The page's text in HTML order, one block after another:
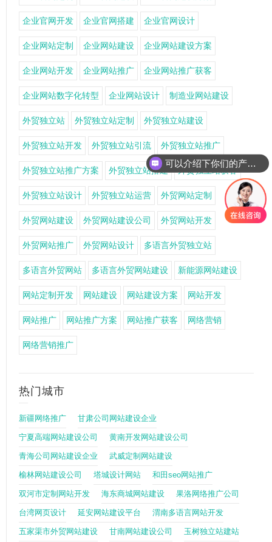
企业官网开发 企业官网搭建 企业官网设计
企业网站定制 企业网站建设 企业网站建设方案
企业网站开发 企业网站推广 企业网站推广获客
企业网站数字化转型 企业网站设计 制造业网站建设
外贸独立站 外贸独立站定制 外贸独立站建设
外贸独立站开发 外贸独立站引流 外贸独立站推广
外贸独立站推广方案 外贸独立站搭建 外贸独立站获客
外贸独立站设计 外贸独立站运营 外贸网站定制
外贸网站建设 外贸网站建设公司 外贸网站开发
外贸网站推广 外贸网站设计 多语言外贸独立站
多语言外贸网站 多语言外贸网站建设 新能源网站建设
网站定制开发 网站建设 网站建设方案 网站开发
网站推广 网站推广方案 网站推广获客 网络营销
网络营销推广
热门城市
新疆网络推广 甘肃公司网站建设企业
宁夏高端网站建设公司 黄南开发网站建设公司
青海公司网站建设企业 武威定制网站建设
榆林网站建设公司 塔城设计网站 和田seo网站推广
双河市定制网站开发 海东商城网站建设 果洛网络推广公司
台湾网页设计 延安网站建设平台 渭南多语言网站开发
五家渠市外贸网站建设 甘南网站建设公司 玉树独立站建站
可以介绍下你们的产品么